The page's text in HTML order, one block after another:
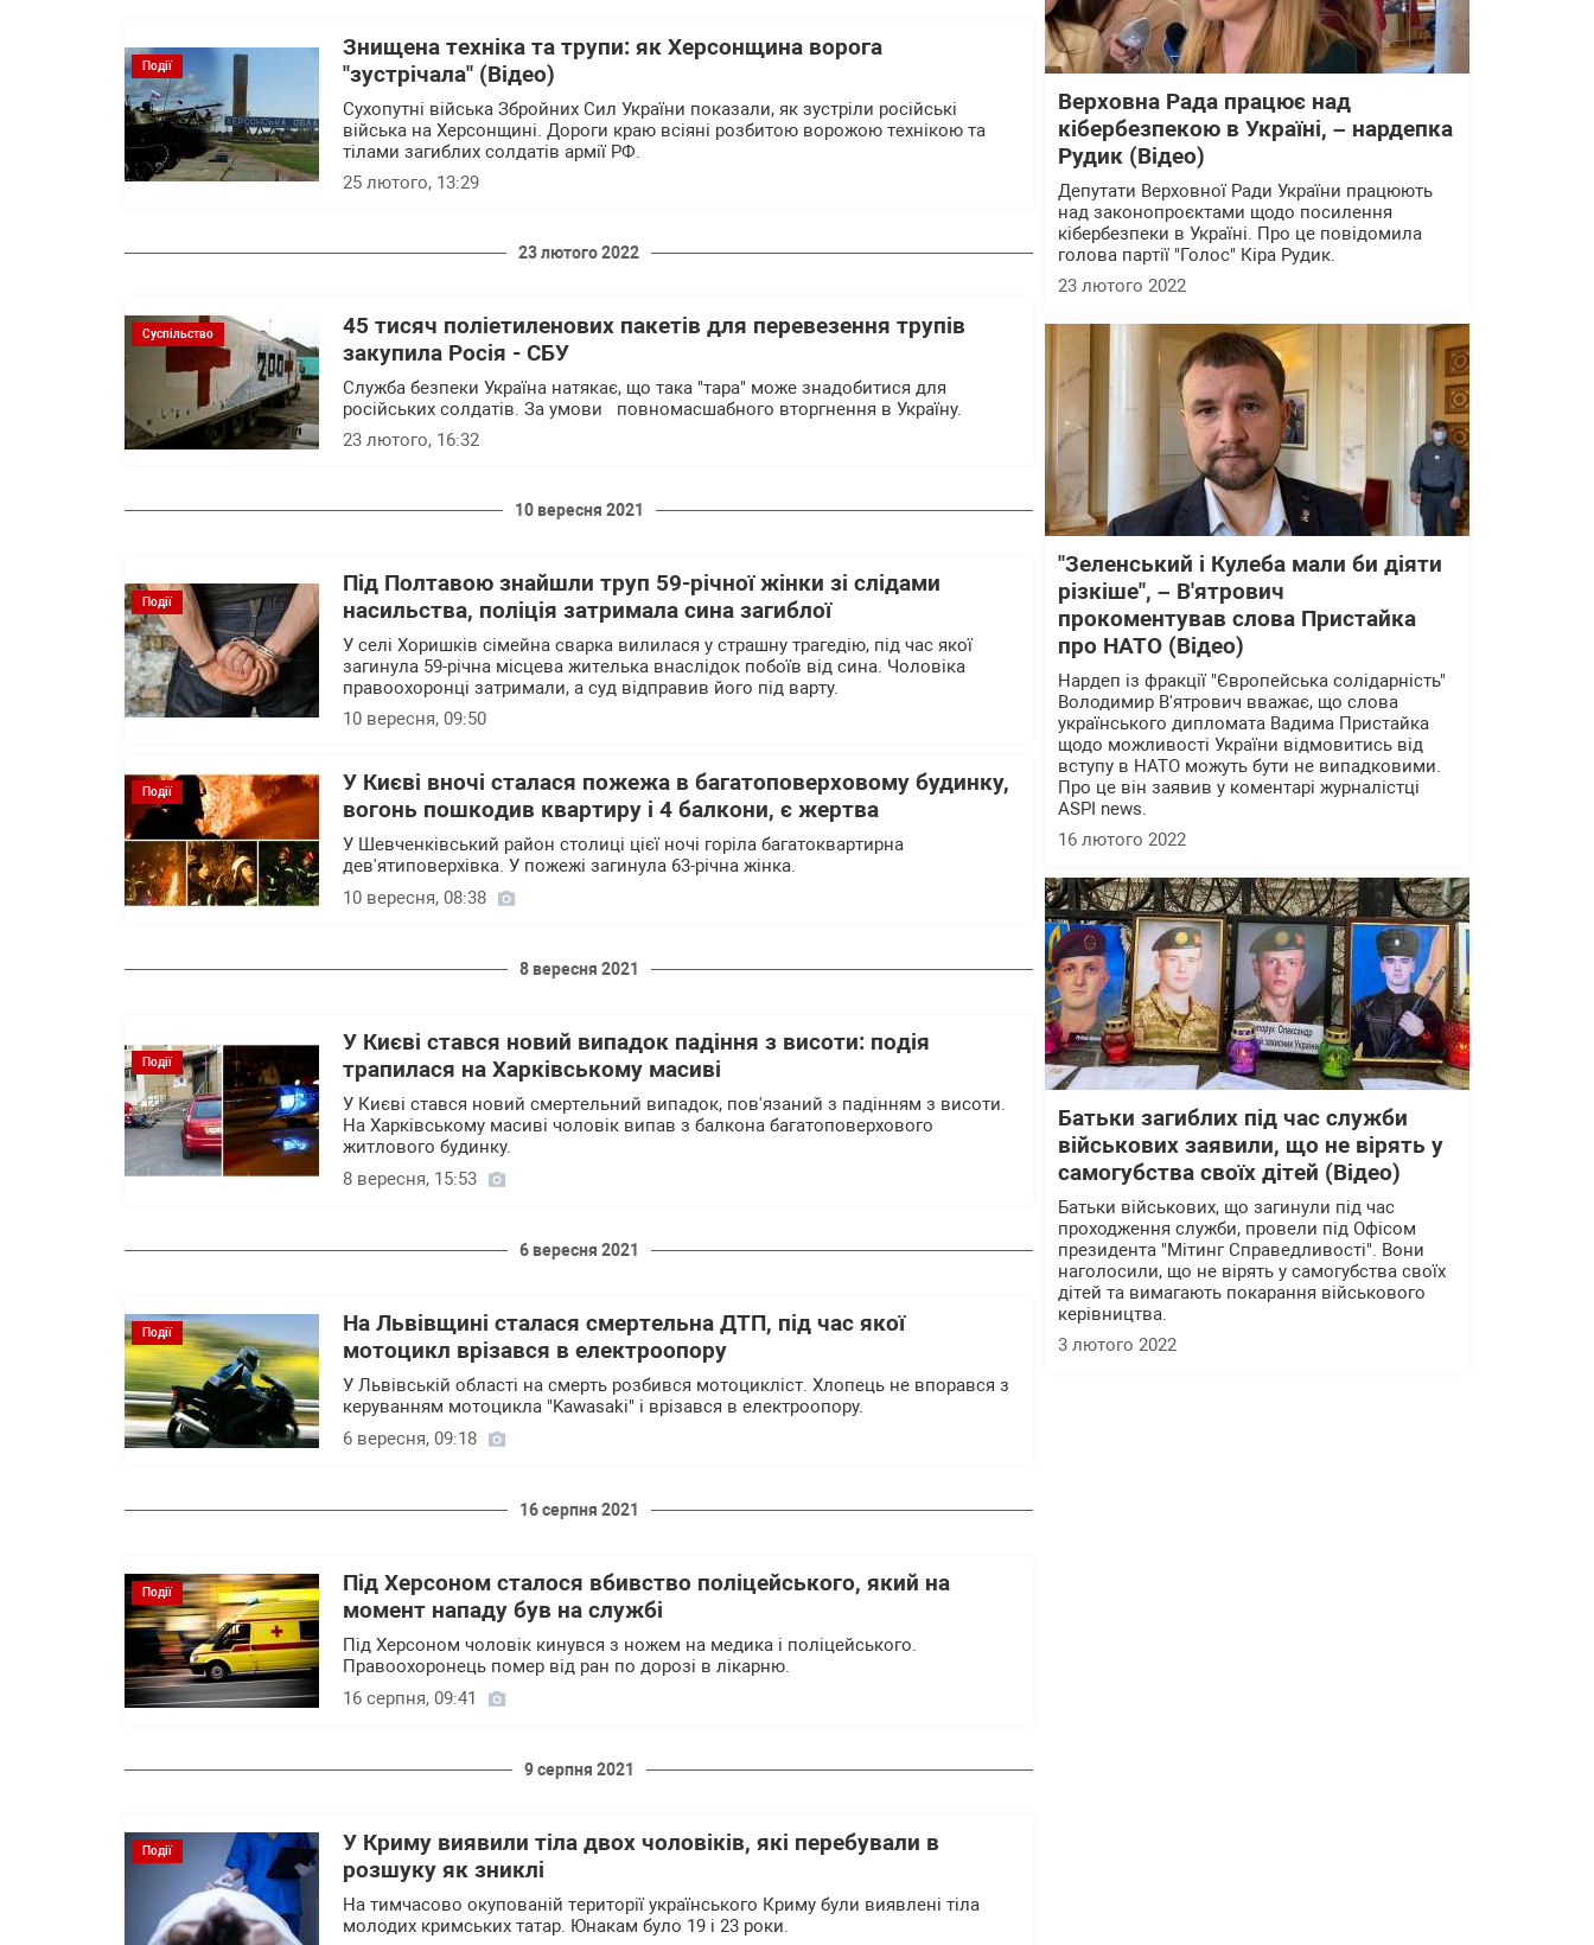
Події
Знищена техніка та трупи: як Херсонщина ворога
"зустрічала" (Відео)
Сухопутні війська Збройних Сил України показали, як зустріли російські
війська на Херсонщині. Дороги краю всіяні розбитою ворожою технікою та
тілами загиблих солдатів армії РФ.
25 лютого, 13:29
23 лютого 2022
Суспільство
45 тисяч поліетиленових пакетів для перевезення трупів
закупила Росія - СБУ
Служба безпеки Україна натякає, що така "тара" може знадобитися для
російських солдатів. За умови повномасшабного вторгнення в Україну.
23 лютого, 16:32
10 вересня 2021
Події
Під Полтавою знайшли труп 59-річної жінки зі слідами
насильства, поліція затримала сина загиблої
У селі Хоришків сімейна сварка вилилася у страшну трагедію, під час якої
загинула 59-річна місцева жителька внаслідок побоїв від сина. Чоловіка
правоохоронці затримали, а суд відправив його під варту.
10 вересня, 09:50
Події
У Києві вночі сталася пожежа в багатоповерховому будинку,
вогонь пошкодив квартиру і 4 балкони, є жертва
У Шевченківський район столиці цієї ночі горіла багатоквартирна
дев'ятиповерхівка. У пожежі загинула 63-річна жінка.
10 вересня, 08:38
8 вересня 2021
Події
У Києві стався новий випадок падіння з висоти: подія
трапилася на Харківському масиві
У Києві стався новий смертельний випадок, пов'язаний з падінням з висоти.
На Харківському масиві чоловік випав з балкона багатоповерхового
житлового будинку.
8 вересня, 15:53
6 вересня 2021
Події
На Львівщині сталася смертельна ДТП, під час якої
мотоцикл врізався в електроопору
У Львівській області на смерть розбився мотоцикліст. Хлопець не впорався з
керуванням мотоцикла "Kawasaki" і врізався в електроопору.
6 вересня, 09:18
16 серпня 2021
Події
Під Херсоном сталося вбивство поліцейського, який на
момент нападу був на службі
Під Херсоном чоловік кинувся з ножем на медика і поліцейського.
Правоохоронець помер від ран по дорозі в лікарню.
16 серпня, 09:41
9 серпня 2021
Події
У Криму виявили тіла двох чоловіків, які перебували в
розшуку як зниклі
На тимчасово окупованій території українського Криму були виявлені тіла
молодих кримських татар. Юнакам було 19 і 23 роки.
Верховна Рада працює над
кібербезпекою в Україні, – нардепка
Рудик (Відео)
Депутати Верховної Ради України працюють
над законопроєктами щодо посилення
кібербезпеки в Україні. Про це повідомила
голова партії "Голос" Кіра Рудик.
23 лютого 2022
"Зеленський і Кулеба мали би діяти
різкіше", – В'ятрович
прокоментував слова Пристайка
про НАТО (Відео)
Нардеп із фракції "Європейська солідарність"
Володимир В'ятрович вважає, що слова
українського дипломата Вадима Пристайка
щодо можливості України відмовитись від
вступу в НАТО можуть бути не випадковими.
Про це він заявив у коментарі журналістці
ASPI news.
16 лютого 2022
Батьки загиблих під час служби
військових заявили, що не вірять у
самогубства своїх дітей (Відео)
Батьки військових, що загинули під час
проходження служби, провели під Офісом
президента "Мітинг Справедливості". Вони
наголосили, що не вірять у самогубства своїх
дітей та вимагають покарання військового
керівництва.
3 лютого 2022